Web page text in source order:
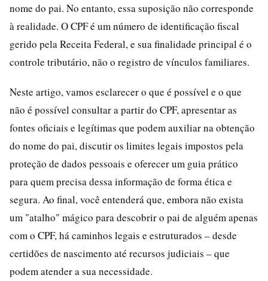
nome do pai. No entanto, essa suposição não corresponde
à realidade. O CPF é um número de identificação fiscal
gerido pela Receita Federal, e sua finalidade principal é o
controle tributário, não o registro de vínculos familiares.
Neste artigo, vamos esclarecer o que é possível e o que
não é possível consultar a partir do CPF, apresentar as
fontes oficiais e legítimas que podem auxiliar na obtenção
do nome do pai, discutir os limites legais impostos pela
proteção de dados pessoais e oferecer um guia prático
para quem precisa dessa informação de forma ética e
segura. Ao final, você entenderá que, embora não exista
um "atalho" mágico para descobrir o pai de alguém apenas
com o CPF, há caminhos legais e estruturados – desde
certidões de nascimento até recursos judiciais – que
podem atender a sua necessidade.